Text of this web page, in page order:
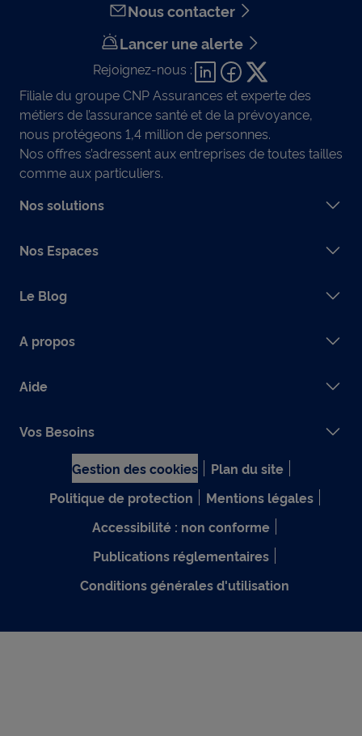
Nous contacter
Lancer une alerte
Rejoignez-nous :
Filiale du groupe CNP Assurances et experte des
métiers de l’assurance santé et de la prévoyance,
nous protégeons 1,4 million de personnes.
Nos offres s’adressent aux entreprises de toutes tailles
comme aux particuliers.
Nos solutions
Nos Espaces
Le Blog
A propos
Aide
Vos Besoins
Gestion des cookies
Plan du site
Politique de protection
Mentions légales
Accessibilité : non conforme
Publications réglementaires
Conditions générales d'utilisation